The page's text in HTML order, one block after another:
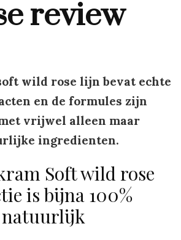
review
wild rose lijn bevat echte
en de formules zijn
vrijwel alleen maar
ingredienten.
Soft wild rose
is bijna 100%
natuurlijk